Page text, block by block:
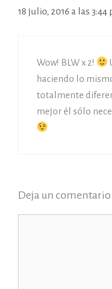
18 julio, 2016 a las 3:44
Wow! BLW x 2!
haciendo lo
totalmente
mejor él sólo
Deja un comentario